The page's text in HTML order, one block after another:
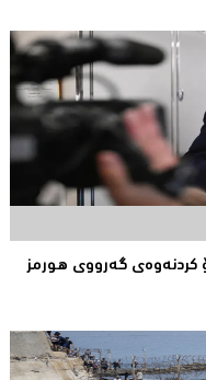
کردنەوەى گەرووى هورمز